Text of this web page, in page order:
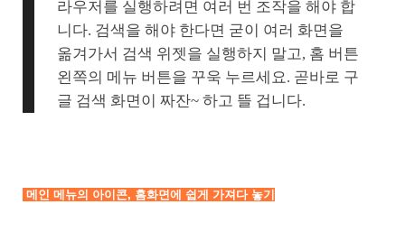
라우저를 실행하려면 여러 번 조작을 해야 합
니다. 검색을 해야 한다면 굳이 여러 화면을
옮겨가서 검색 위젯을 실행하지 말고, 홈 버튼
왼쪽의 메뉴 버튼을 꾸욱 누르세요. 곧바로 구
글 검색 화면이 짜잔~ 하고 뜰 겁니다.
메인 메뉴의 아이콘, 홈화면에 쉽게 가져다 놓기